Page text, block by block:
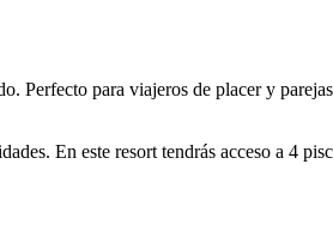
para viajeros de placer y
En este resort tendrás acceso a 4